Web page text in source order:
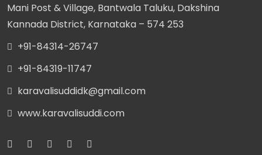
Mani Post & Village, Bantwala Taluku, Dakshina
Kannada District, Karnataka – 574 253
+91-84314-26747
+91-84319-11747
karavalisuddidk@gmail.com
www.karavalisuddi.com